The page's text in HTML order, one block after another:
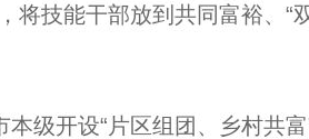
将技能干部放到共同富裕、“
开设“片区组团、乡村共富